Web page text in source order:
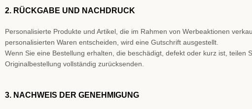
2. RÜCKGABE UND NACHDRUCK
Personalisierte Produkte und Artikel, die im Rahmen von Werbeaktionen
personalisierten Waren entscheiden, wird eine Gutschrift ausgestellt.
Wenn Sie eine Bestellung erhalten, die beschädigt, defekt oder kurz ist,
Originalbestellung vollständig zurücksenden.
3. NACHWEIS DER GENEHMIGUNG